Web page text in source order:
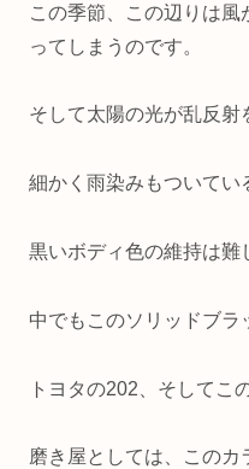
この季節、この辺りは
ってしまうのです。
そして太陽の光が乱反射
細かく雨染みもついてい
黒いボディ色の維持は難
中でもこのソリッドブラ
トヨタの202、そしてこ
磨き屋としては、このカ